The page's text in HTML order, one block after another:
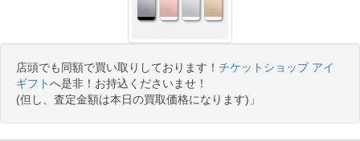
店頭でも同額で買い取りしております！ チケットショップ アイ
ギフトへ是非！お持込くださいませ！
(但し、査定金額は本日の買取価格になります)」